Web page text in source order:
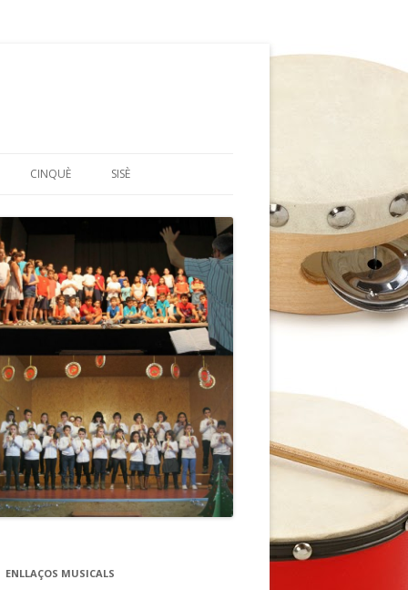
CINQUÈ SISÈ
ENLLAÇOS MUSICALS